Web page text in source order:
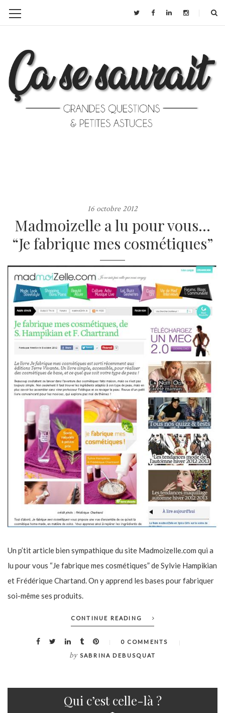
16 octobre 2012
Madmoizelle a lu pour vous…
“Je fabrique mes cosmétiques”
Un p’tit article bien sympathique du site Madmoizelle.com qui a
lu pour vous “Je fabrique mes cosmétiques” de Sylvie Hampikian
et Frédérique Chartand. On y apprend les bases pour fabriquer
soi-même ses produits.
CONTINUE READING
0 COMMENTS
by SABRINA DEBUSQUAT
Qui c’est celle-là ?